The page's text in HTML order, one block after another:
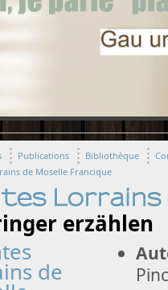
Publications Bibliothèque
de Moselle Francique
Lorrains
erzählen